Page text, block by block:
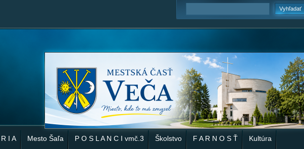
I A Mesto Šaľa P O S L A N C I vmč.3 Školstvo F A R N O S Ť Kultúra